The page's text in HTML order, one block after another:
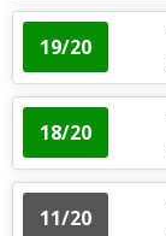
19/20
18/20
11/20